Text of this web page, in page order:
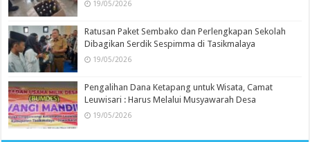
19/05/2026
Ratusan Paket Sembako dan Perlengkapan Sekolah
Dibagikan Serdik Sespimma di Tasikmalaya
19/05/2026
Pengalihan Dana Ketapang untuk Wisata, Camat
Leuwisari : Harus Melalui Musyawarah Desa
19/05/2026